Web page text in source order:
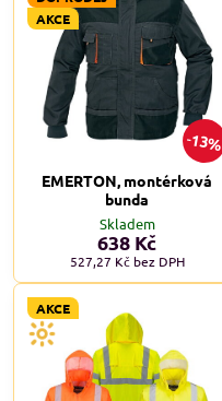
13%
AKCE
EMERTON, montérková
bunda
Skladem
638 Kč
527,27 Kč bez DPH
AKCE